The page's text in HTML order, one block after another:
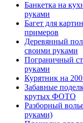
Банкетка на
руками
Багет для
примеров
Деревянный
своими руками
Пограничный
руками
Курятник на
Забавные
крутых ФОТО
Разборный
руками)